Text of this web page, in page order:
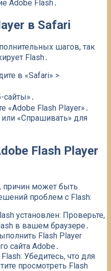
Adobe Flash․
в Safari
шагов, так
Flash․
в «Safari» >
«Adobe Flash Player»․
«Спрашивать» для
Flash Player
причин может быть
проблем с Flash:
установлен: Проверьте,
в вашем браузере․
Flash Player
сайта Adobe․
Убедитесь, что для
просмотреть Flash